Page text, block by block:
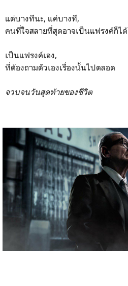
แต่บางทีนะ, แค่บางที,
คนที่ใจสลายที่สุดอาจเป็นแฟรงค์ก็ได้
เป็นแฟรงค์เอง,
ที่ต้องถามตัวเองเรื่องนั้นไปตลอด
จวบจนวันสุดท้ายของชีวิต